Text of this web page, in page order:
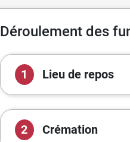
Déroulement des
1 Lieu de repos
2 Crémation